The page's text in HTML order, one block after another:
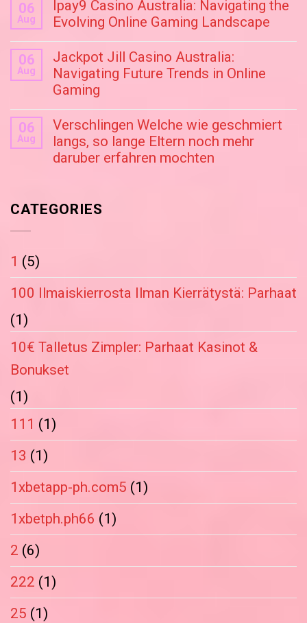
06
Aug
Ipay9 Casino Australia: Navigating the
Evolving Online Gaming Landscape
06
Aug
Jackpot Jill Casino Australia:
Navigating Future Trends in Online
Gaming
06
Aug
Verschlingen Welche wie geschmiert
langs, so lange Eltern noch mehr
daruber erfahren mochten
CATEGORIES
1 (5)
100 Ilmaiskierrosta Ilman Kierrätystä: Parhaat
(1)
10€ Talletus Zimpler: Parhaat Kasinot &
Bonukset
(1)
111 (1)
13 (1)
1xbetapp-ph.com5 (1)
1xbetph.ph66 (1)
2 (6)
222 (1)
25 (1)